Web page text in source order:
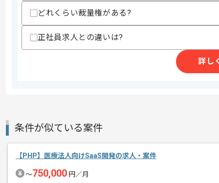
エージェントからのコ
幅広い事業展開をしている企業です。
基本的にはフルリモートでの作業を見込
どれくらい裁量権がある?
正社員求人との違いは?
詳し
条件が似ている案件
【PHP】医療法人向けSaaS開発の求人・案件
〜750,000 円／月